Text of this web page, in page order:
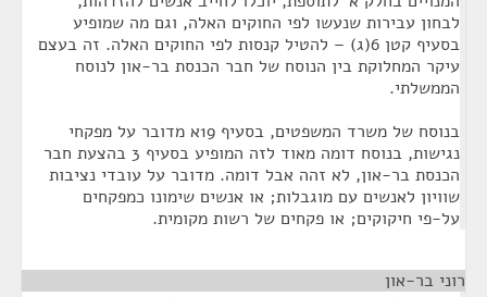
לבחון עבירות שנעשו לפי החוקים האלה, וגם מה שמופיע
בסעיף קטן 6(ג) – להטיל קנסות לפי החוקים האלה. זה בעצם
עיקר המחלוקת בין הנוסח של חבר הכנסת בר-און לנוסח
הממשלתי.
בנוסח של משרד המשפטים, בסעיף 19א מדובר על מפקחי
נגישות, בנוסח דומה מאוד לזה המופיע בסעיף 3 בהצעת חבר
הכנסת בר-און, לא זהה אבל דומה. מדובר על עובדי נציבות
שוויון לאנשים עם מוגבלות; או אנשים שימונו כמפקחים
על-פי חיקוקים; או פקחים של רשות מקומית.
רוני בר-און